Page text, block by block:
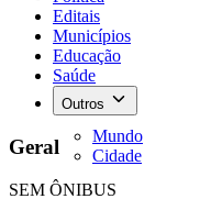
Editais
Municípios
Educação
Saúde
Outros
Mundo
Cidade
Geral
SEM ÔNIBUS